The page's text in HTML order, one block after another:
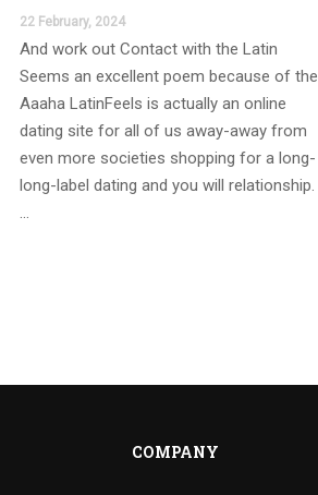
22 February, 2024
And work out Contact with the Latin
Seems an excellent poem because of the
Aaaha LatinFeels is actually an online
dating site for all of us away-away from
even more societies shopping for a long-
long-label dating and you will relationship.
…
COMPANY